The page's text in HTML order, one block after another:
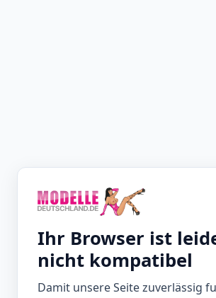
Ihr Browser ist
nicht kompatibel
Damit unsere Seite zuverlässig